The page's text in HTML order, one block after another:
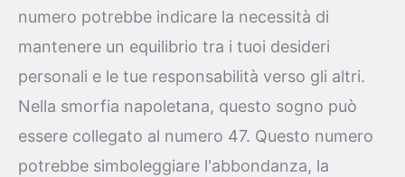
numero potrebbe indicare la necessità di
mantenere un equilibrio tra i tuoi desideri
personali e le tue responsabilità verso gli altri.
Nella smorfia napoletana, questo sogno può
essere collegato al numero 47. Questo numero
potrebbe simboleggiare l'abbondanza, la